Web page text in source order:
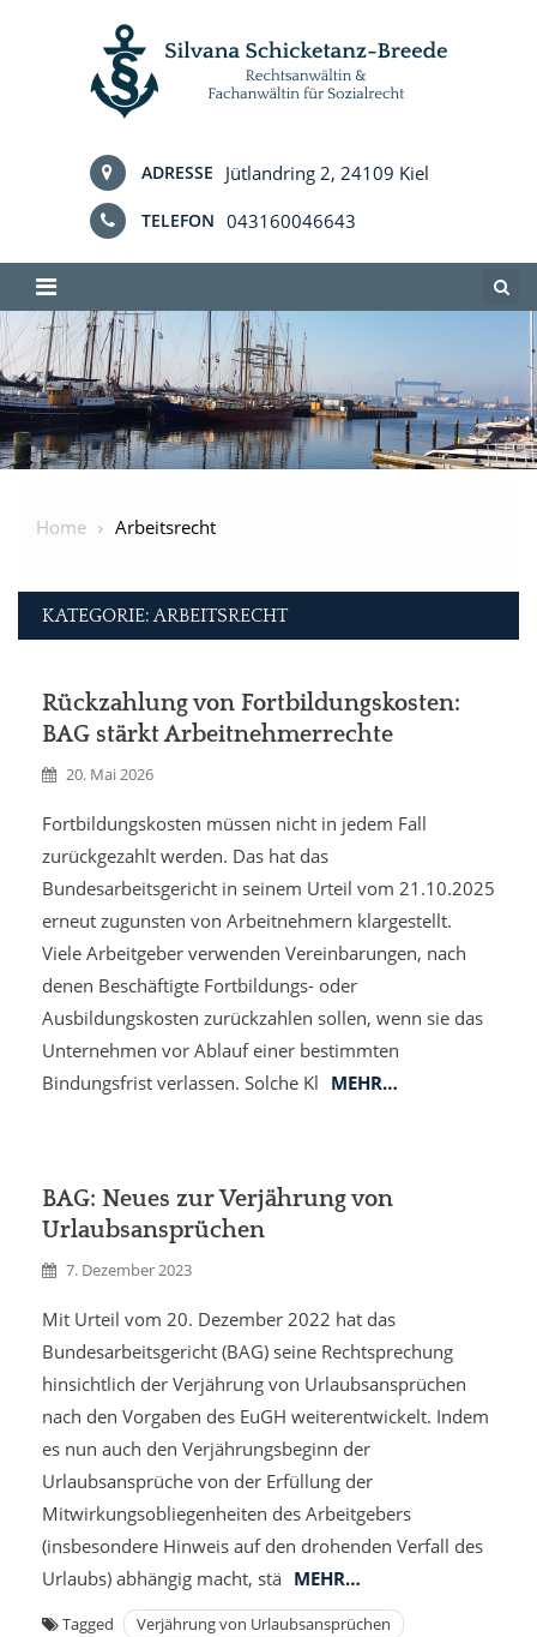
ADRESSE Jütlandring 2, 24109 Kiel
TELEFON 043160046643
Home Arbeitsrecht
KATEGORIE: ARBEITSRECHT
Rückzahlung von Fortbildungskosten:
BAG stärkt Arbeitnehmerrechte
20. Mai 2026
Fortbildungskosten müssen nicht in jedem Fall
zurückgezahlt werden. Das hat das
Bundesarbeitsgericht in seinem Urteil vom 21.10.2025
erneut zugunsten von Arbeitnehmern klargestellt.
Viele Arbeitgeber verwenden Vereinbarungen, nach
denen Beschäftigte Fortbildungs- oder
Ausbildungskosten zurückzahlen sollen, wenn sie das
Unternehmen vor Ablauf einer bestimmten
Bindungsfrist verlassen. Solche Kl MEHR…
BAG: Neues zur Verjährung von
Urlaubsansprüchen
7. Dezember 2023
Mit Urteil vom 20. Dezember 2022 hat das
Bundesarbeitsgericht (BAG) seine Rechtsprechung
hinsichtlich der Verjährung von Urlaubsansprüchen
nach den Vorgaben des EuGH weiterentwickelt. Indem
es nun auch den Verjährungsbeginn der
Urlaubsansprüche von der Erfüllung der
Mitwirkungsobliegenheiten des Arbeitgebers
(insbesondere Hinweis auf den drohenden Verfall des
Urlaubs) abhängig macht, stä MEHR…
Tagged Verjährung von Urlaubsansprüchen